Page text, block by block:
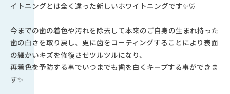
イトニングとは全く違った新しいホワイトニングです✨🦷
今までの歯の着色や汚れを除去して本来のご自身の生まれ持った
歯の白さを取り戻し、更に歯をコーティングすることにより表面
の細かいキズを修復させツルツルになり、
再着色を予防する事でいつまでも歯を白くキープする事ができま
す✨